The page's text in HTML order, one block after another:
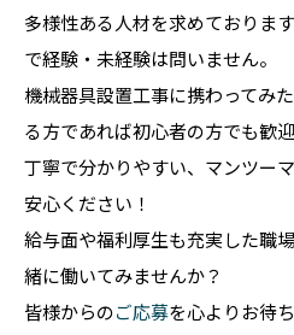
多様性ある人材を求めておりま
で経験・未経験は問いません。
機械器具設置工事に携わってみ
る方であれば初心者の方でも歓
丁寧で分かりやすい、マンツー
安心ください！
給与面や福利厚生も充実した職
緒に働いてみませんか？
皆様からのご応募を心よりお待